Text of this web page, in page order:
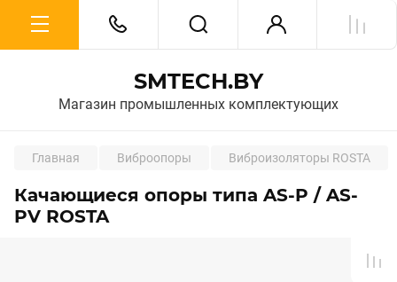
SMTECH.BY
Магазин промышленных комплектующих
Главная Виброопоры Виброизоляторы ROSTA
Качающиеся опоры типа AS-P / AS-
PV ROSTA